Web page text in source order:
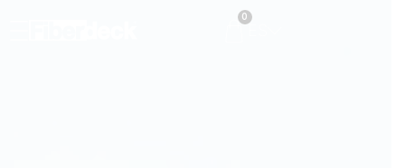
0
ES